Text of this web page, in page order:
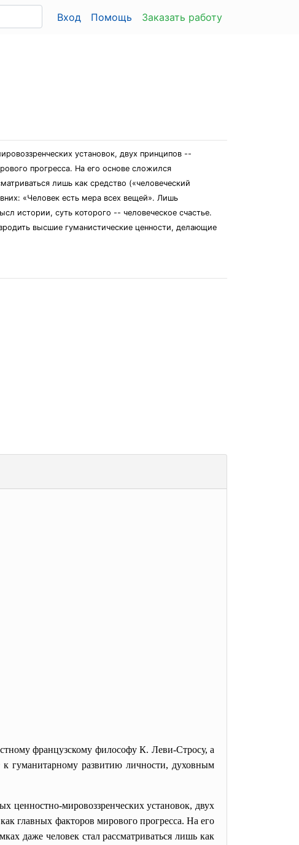
Вход Помощь Заказать работу
установок, двух принципов --
прогресса. На его основе сложился
лишь как средство («человеческий
«Человек есть мера всех вещей». Лишь
истории, суть которого -- человеческое счастье.
высшие гуманистические ценности, делающие
французскому философу К. Леви-Стросу, а
к гуманитарному развитию личности, духовным
ценностно-мировоззренческих установок, двух
главных факторов мирового прогресса. На его
даже человек стал рассматриваться лишь как